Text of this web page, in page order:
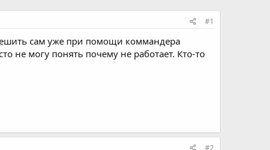
#1
сам уже при помощи коммандера
не могу понять почему не работает. Кто-то
#2